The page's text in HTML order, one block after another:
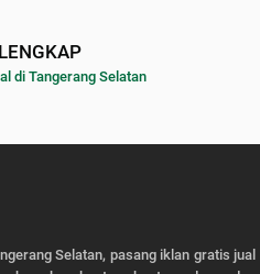
di Tangerang Selatan
Selatan, pasang iklan gratis jual